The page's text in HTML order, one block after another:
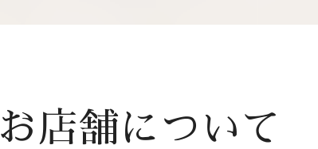
お店舗について